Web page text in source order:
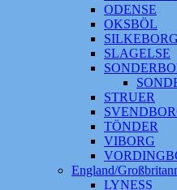
ODENSE
OKSBÖL
SILKEBORG
SLAGELSE
STRUER
TÖNDER
VIBORG
England/
LYNESS